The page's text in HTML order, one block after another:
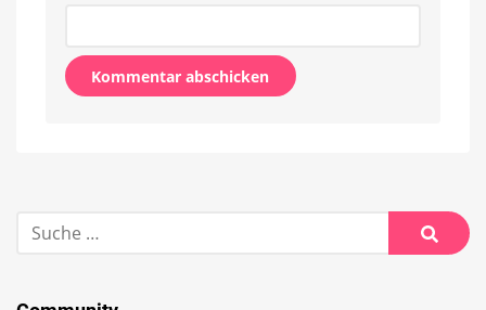
Suche
nach:
Suche